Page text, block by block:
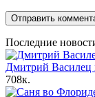
Последние
Дмитрий Василец
708к.